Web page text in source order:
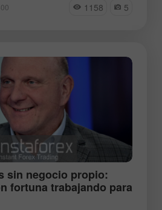
1158 5
sin negocio propio:
fortuna trabajando para